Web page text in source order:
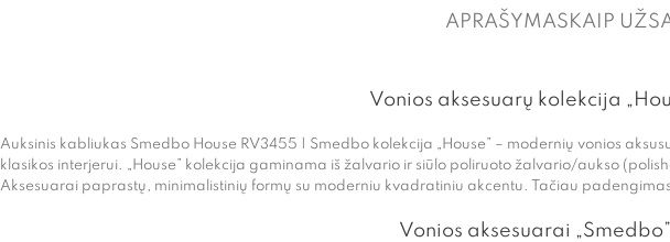
APRAŠYMAS KAIP
Vonios aksesuarų kolekcija
Auksinis kabliukas Smedbo House RV3455 | Smedbo kolekcija „House” – modernių vonios
klasikos interjerui. „House” kolekcija gaminama iš žalvario ir siūlo poliruoto žalvario/aukso
Aksesuarai paprastų, minimalistinių formų su moderniu kvadratiniu akcentu. Tačiau
Vonios aksesuarai „Smedbo”